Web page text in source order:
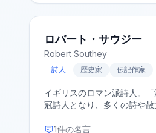
ロバート・サウジー
Robert Southey
詩人 歴史家 伝記作家
イギリスのロマン派詩人。
冠詩人となり、多くの詩や散
1件の名言